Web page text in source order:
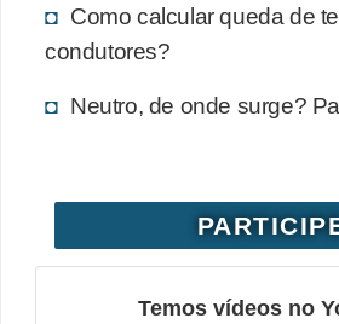
Como calcular queda de
condutores?
Neutro, de onde surge?
Temos vídeos no
c
ê
m
–